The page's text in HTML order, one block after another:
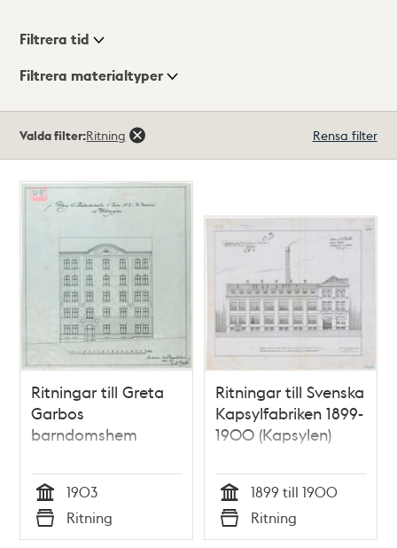
Visningsläge
Filtrera tid
Filtrera materialtyper
träffar
Valda filter:Ritning Rensa filter
Ritningar till Greta
Garbos
barndomshem
Tid
1903
Typ
Ritning
Ritningar till Svenska
Kapsylfabriken 1899-
1900 (Kapsylen)
Tid
1899 till 1900
Typ
Ritning